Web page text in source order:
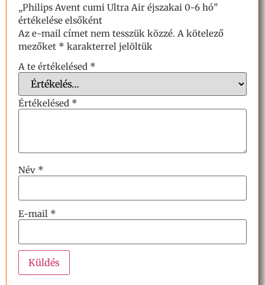
„Philips Avent cumi Ultra Air éjszakai 0-6 hó”
értékelése elsőként
Az e-mail címet nem tesszük közzé. A kötelező
mezőket * karakterrel jelöltük
A te értékelésed *
Értékelésed *
Név *
E-mail *